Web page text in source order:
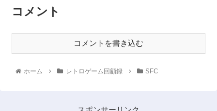
コメント
コメントを書き込む
ホーム レトロゲーム回顧録 SFC